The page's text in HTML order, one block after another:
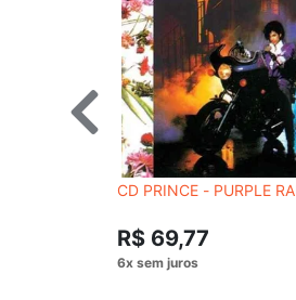
CD PRINCE - PURPLE
R$ 69,77